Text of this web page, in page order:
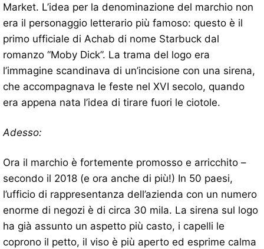
Market. L’idea per la denominazione del marchio non
era il personaggio letterario più famoso: questo è il
primo ufficiale di Achab di nome Starbuck dal
romanzo “Moby Dick”. La trama del logo era
l’immagine scandinava di un’incisione con una sirena,
che accompagnava le feste nel XVI secolo, quando
era appena nata l’idea di tirare fuori le ciotole.
Adesso:
Ora il marchio è fortemente promosso e arricchito –
secondo il 2018 (e ora anche di più!) In 50 paesi,
l’ufficio di rappresentanza dell’azienda con un numero
enorme di negozi è di circa 30 mila. La sirena sul logo
ha già assunto un aspetto più casto, i capelli le
coprono il petto, il viso è più aperto ed esprime calma